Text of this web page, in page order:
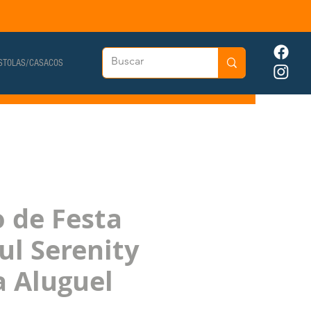
CASACOS
de Festa
Serenity
Aluguel